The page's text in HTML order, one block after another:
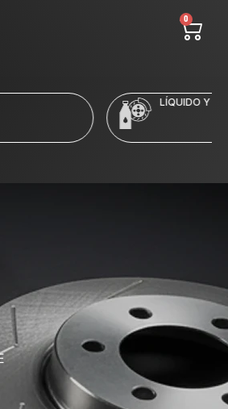
0
LÍQUIDO Y LIMPIADORES